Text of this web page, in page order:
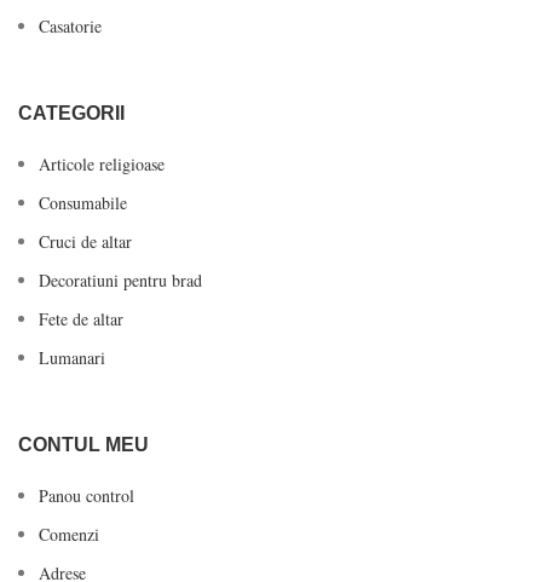
Casatorie
CATEGORII
Articole religioase
Consumabile
Cruci de altar
Decoratiuni pentru brad
Fete de altar
Lumanari
CONTUL MEU
Panou control
Comenzi
Adrese